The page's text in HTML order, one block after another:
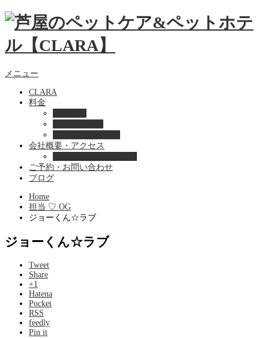
メニュー
CLARA
料金
会社概要・アクセス
ご予約・お問い合わせ
ブログ
Home
担当 ♡ OG
ジョーくん☆ラブ
ジョーくん☆ラブ
Tweet
Share
+1
Hatena
Pocket
RSS
feedly
Pin it